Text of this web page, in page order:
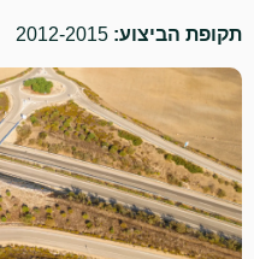
תקופת הביצוע: